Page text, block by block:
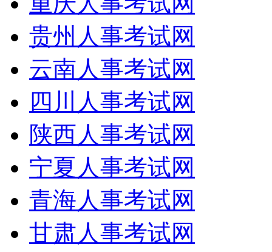
贵州人事考试网
云南人事考试网
四川人事考试网
陕西人事考试网
宁夏人事考试网
青海人事考试网
甘肃人事考试网